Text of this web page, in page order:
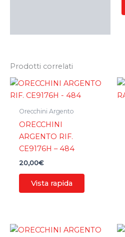
Prodotti correlati
Orecchini Argento
ORECCHINI
ARGENTO RIF.
CE9176H – 484
20,00€
Vista rapida